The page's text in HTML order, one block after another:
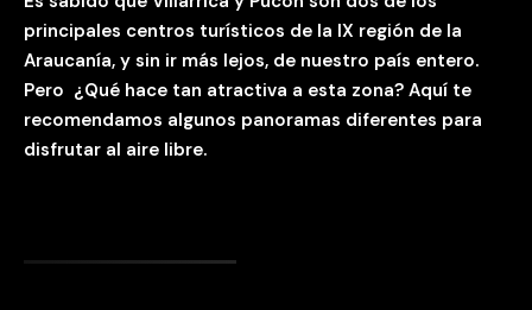
principales centros turísticos de la IX región de la
Araucanía, y sin ir más lejos, de nuestro país entero.
Pero ¿Qué hace tan atractiva a esta zona? Aquí te
recomendamos algunos panoramas diferentes para
disfrutar al aire libre.